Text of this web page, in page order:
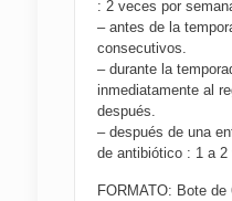
: 2 veces por
– antes de la
consecutivos.
– durante la
inmediatamente al
después.
– después de una
de antibiótico : 1 a
FORMATO: Bote de